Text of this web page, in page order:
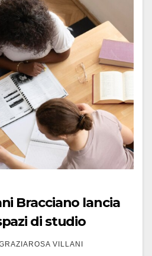
Bracciano lancia
di studio
VILLANI